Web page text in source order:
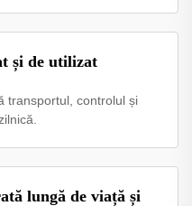
și de utilizat
transportul, controlul și
lungă de viață și